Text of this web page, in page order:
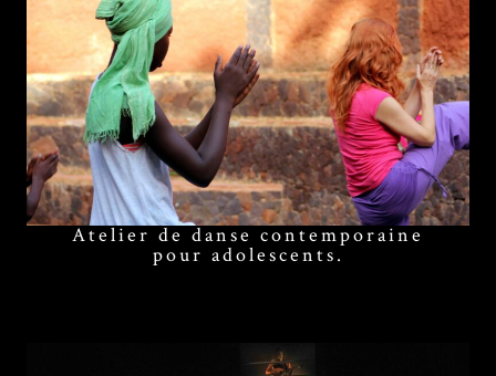
Atelier de danse contemporaine
pour adolescents.